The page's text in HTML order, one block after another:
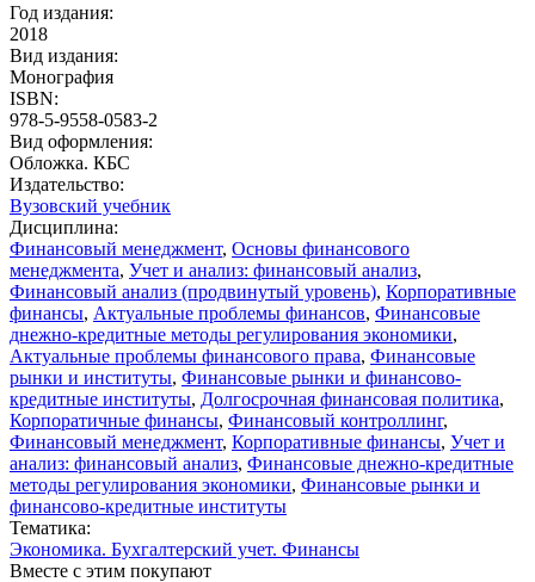
Год издания:
2018
Вид издания:
Монография
ISBN:
978-5-9558-0583-2
Вид оформления:
Обложка. КБС
Издательство:
Вузовский учебник
Дисциплина:
Финансовый менеджмент, Основы финансового
менеджмента, Учет и анализ: финансовый анализ,
Финансовый анализ (продвинутый уровень), Корпоративные
финансы, Актуальные проблемы финансов, Финансовые
днежно-кредитные методы регулирования экономики,
Актуальные проблемы финансового права, Финансовые
рынки и институты, Финансовые рынки и финансово-
кредитные институты, Долгосрочная финансовая политика,
Корпоратичные финансы, Финансовый контроллинг,
Финансовый менеджмент, Корпоративные финансы, Учет и
анализ: финансовый анализ, Финансовые днежно-кредитные
методы регулирования экономики, Финансовые рынки и
финансово-кредитные институты
Тематика:
Экономика. Бухгалтерский учет. Финансы
Вместе с этим покупают